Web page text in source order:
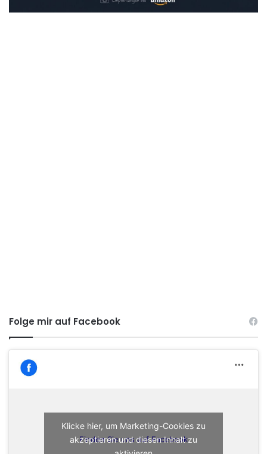
Folge mir auf Facebook
Finden Sie uns auf Facebook
Klicke hier, um Marketing-Cookies zu
akzeptieren und diesen Inhalt zu